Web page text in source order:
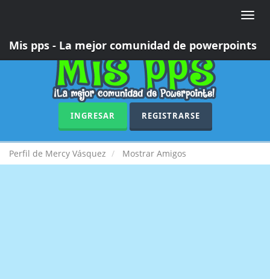
Toggle
Mis pps - La mejor comunidad de powerpoints
INGRESAR REGISTRARSE
Perfil de Mercy Vásquez Mostrar Amigos